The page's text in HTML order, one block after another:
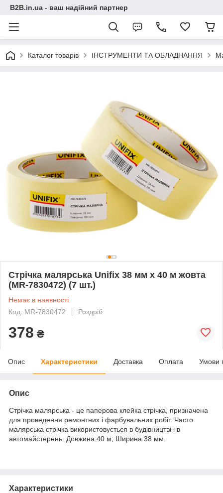
B2B.in.ua - ваш надійний партнер
Каталог товарів ІНСТРУМЕНТИ ТА ОБЛАДНАННЯ
Стрічка малярська Unifix 38 мм x 40 м жовта
(MR-7830472) (7 шт.)
Немає в наявності
Код: MR-7830472
Роздріб
378 ₴
Опис Характеристики Доставка Оплата Умови
Опис
Стрічка малярська - це паперова клейка стрічка, призначена
для проведення ремонтних і фарбувальних робіт. Часто
малярська стрічка використовується в будівництві і в
автомайстерень. Довжина 40 м; Ширина 38 мм.
Характеристики